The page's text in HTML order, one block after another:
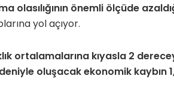
olasılığının önemli ölçüde
yol açıyor.
ortalamalarına kıyasla 2
oluşacak ekonomik kaybın